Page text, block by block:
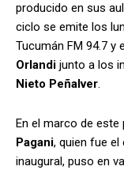
producido en sus
ciclo se emite los
Tucumán FM 94.7 y
Orlandi junto a los
Nieto Peñalver.
En el marco de
Pagani, quien fue el
inaugural, puso en